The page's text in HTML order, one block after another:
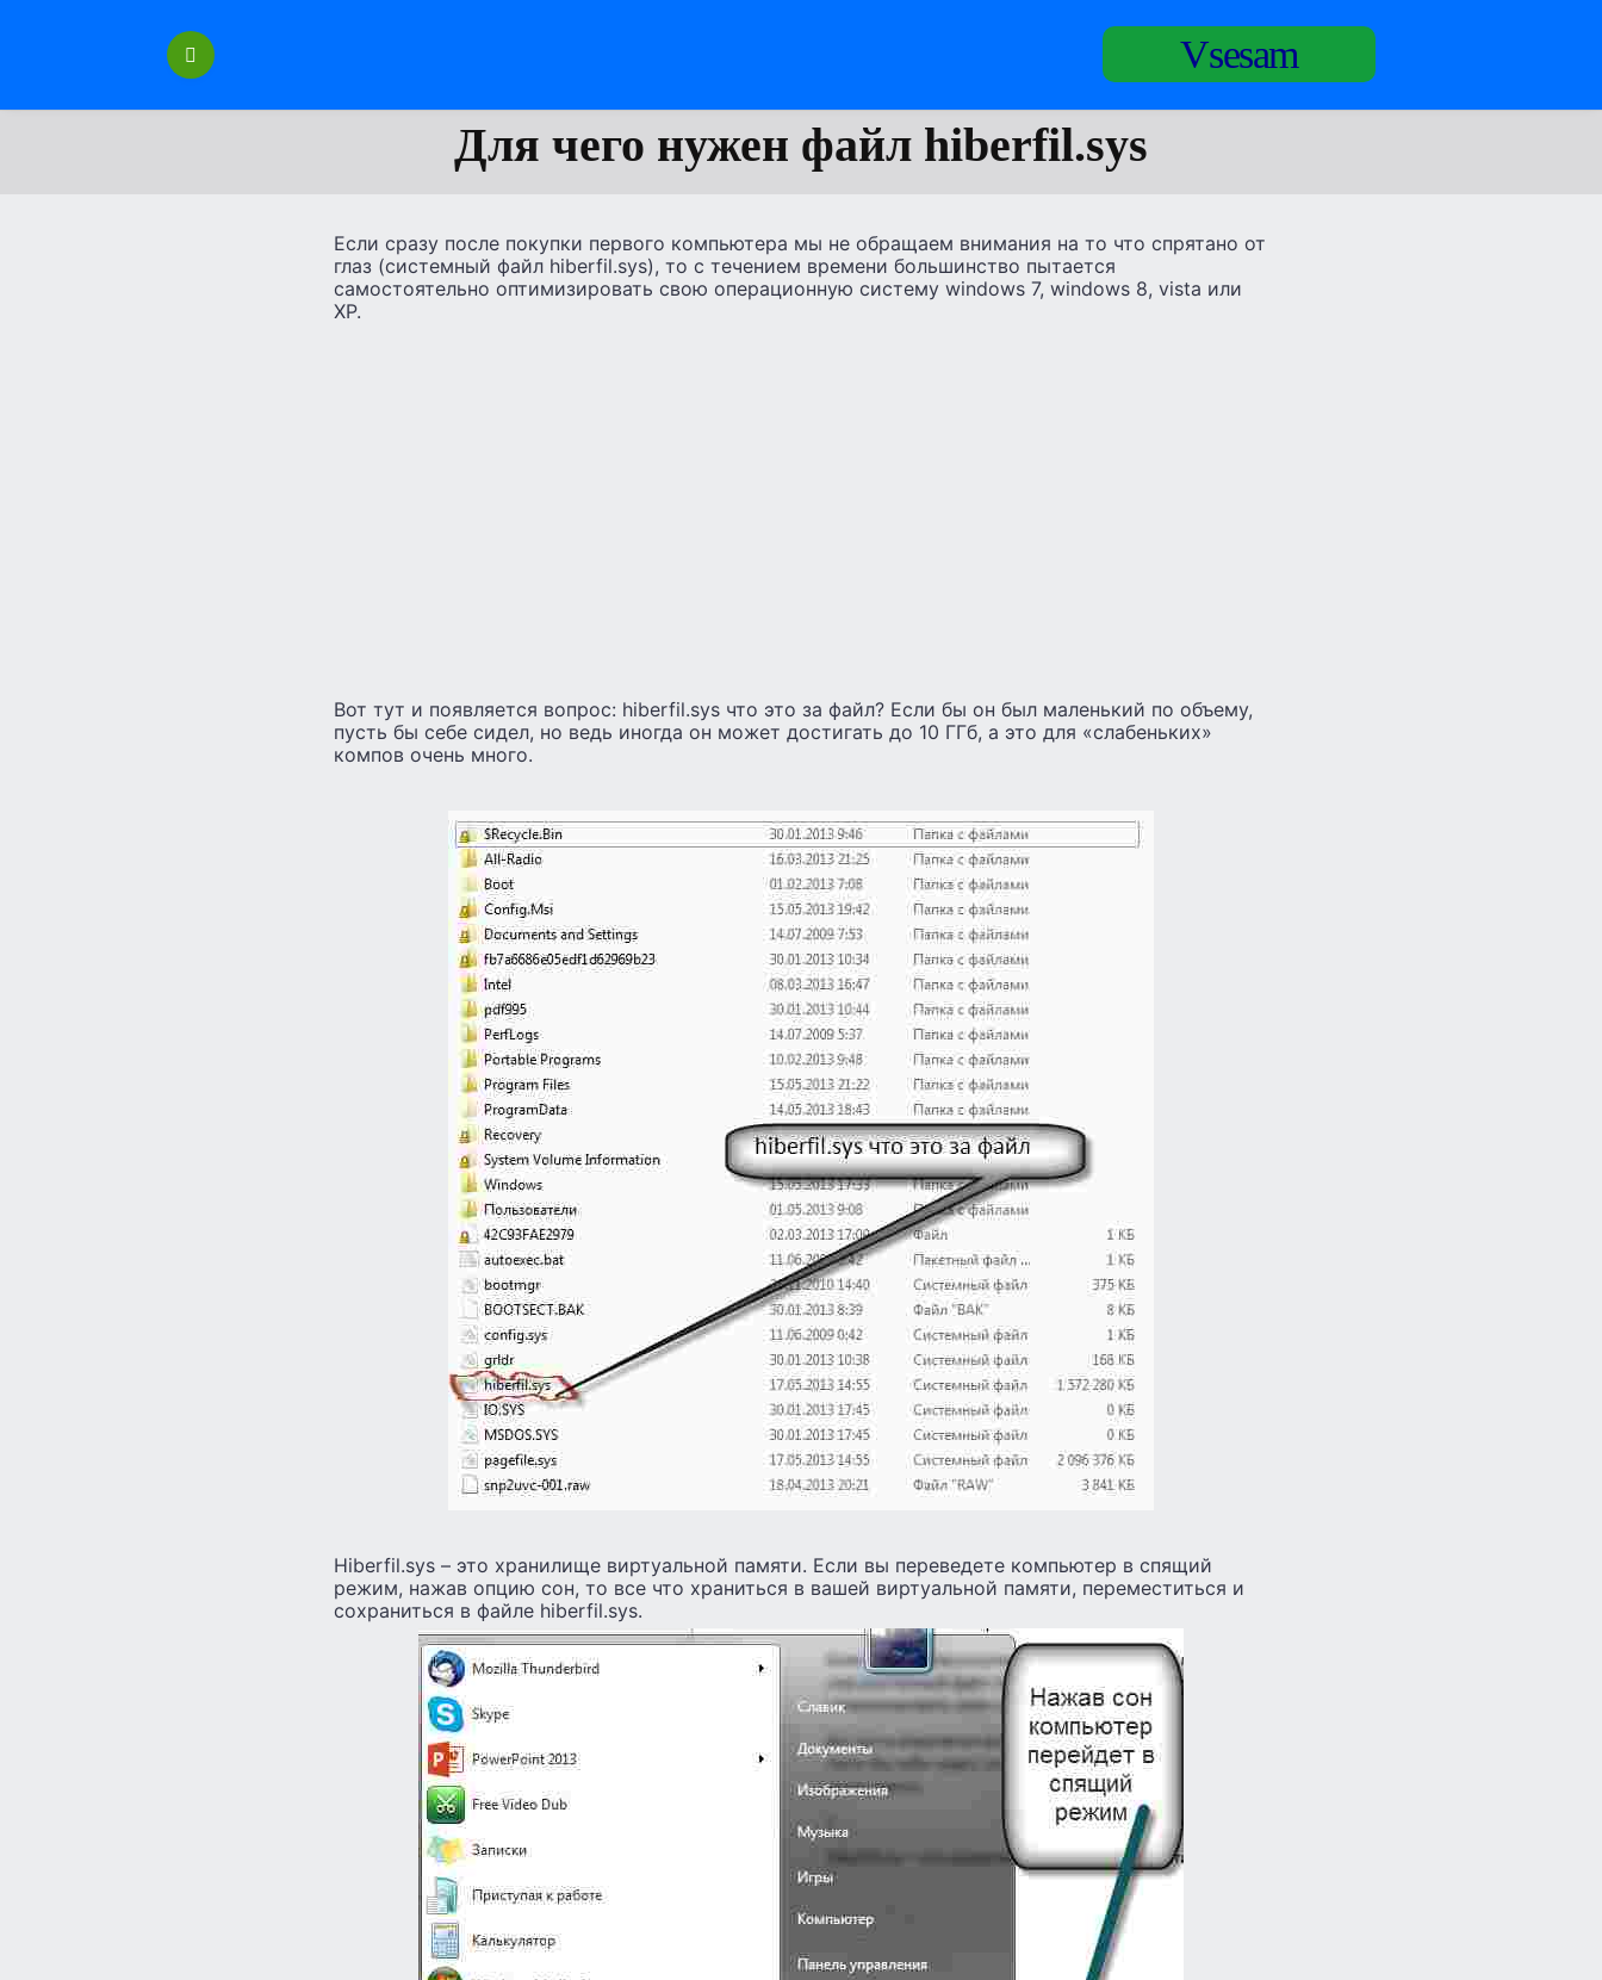
Vsesam
Для чего нужен файл hiberfil.sys
Если сразу после покупки первого компьютера мы не обращаем внимания на то что спрятано от
глаз (системный файл hiberfil.sys), то с течением времени большинство пытается
самостоятельно оптимизировать свою операционную систему windows 7, windows 8, vista или
XP.
Вот тут и появляется вопрос: hiberfil.sys что это за файл? Если бы он был маленький по объему,
пусть бы себе сидел, но ведь иногда он может достигать до 10 ГГб, а это для «слабеньких»
компов очень много.
Hiberfil.sys – это хранилище виртуальной памяти. Если вы переведете компьютер в спящий
режим, нажав опцию сон, то все что храниться в вашей виртуальной памяти, переместиться и
сохраниться в файле hiberfil.sys.